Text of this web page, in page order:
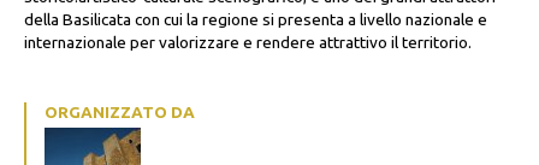
della Basilicata con cui la regione si presenta a livello nazionale e
internazionale per valorizzare e rendere attrattivo il territorio.
ORGANIZZATO DA